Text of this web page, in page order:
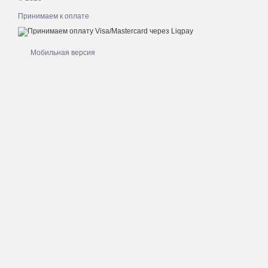
Принимаем к оплате
Мобильная версия